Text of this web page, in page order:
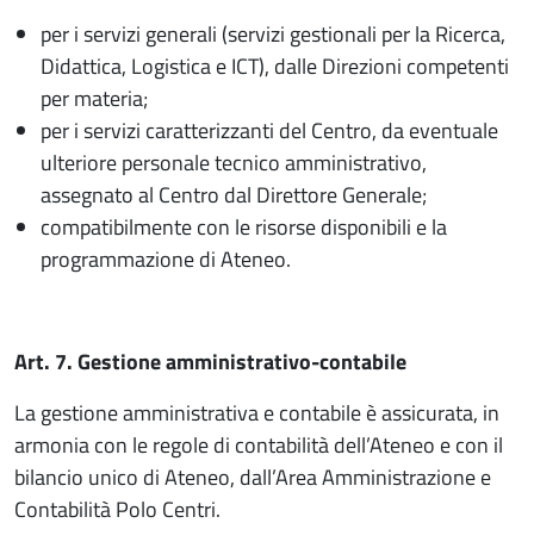
per i servizi generali (servizi gestionali per la Ricerca,
Didattica, Logistica e ICT), dalle Direzioni competenti
per materia;
per i servizi caratterizzanti del Centro, da eventuale
ulteriore personale tecnico amministrativo,
assegnato al Centro dal Direttore Generale;
compatibilmente con le risorse disponibili e la
programmazione di Ateneo.
Art. 7. Gestione amministrativo-contabile
La gestione amministrativa e contabile è assicurata, in
armonia con le regole di contabilità dell’Ateneo e con il
bilancio unico di Ateneo, dall’Area Amministrazione e
Contabilità Polo Centri.